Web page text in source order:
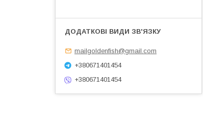
mailgoldenfish@gmail.com
+380671401454
+380671401454